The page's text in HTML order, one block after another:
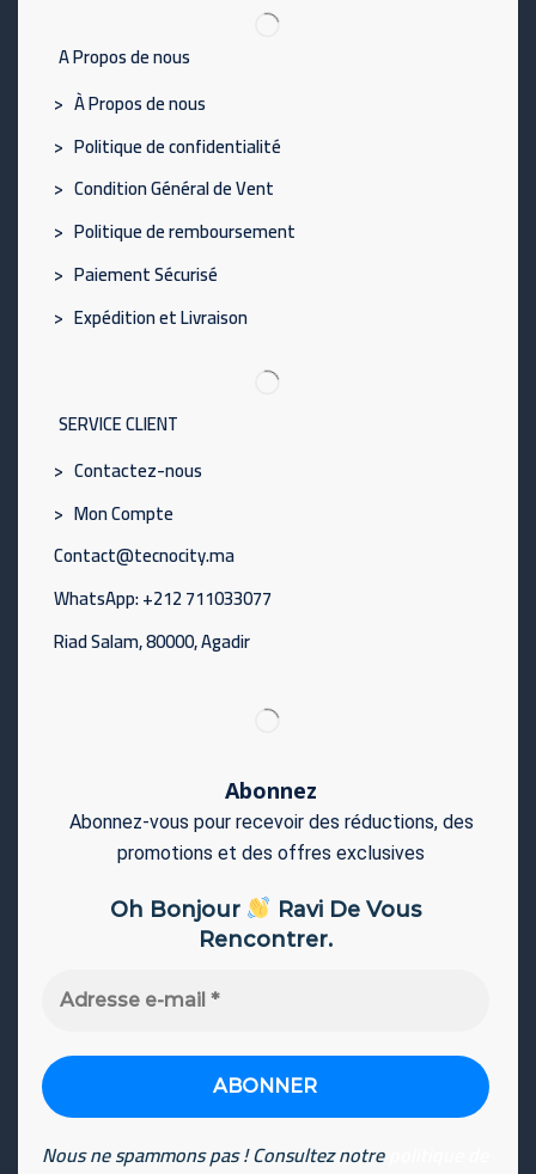
A Propos de nous
> À Propos de nous
> Politique de confidentialité
> Condition Général de Vent
> Politique de remboursement
> Paiement Sécurisé
> Expédition et Livraison
SERVICE CLIENT
> Contactez-nous
> Mon Compte
Contact@tecnocity.ma
WhatsApp: +212 711033077
Riad Salam, 80000, Agadir
Abonnez
Abonnez-vous pour recevoir des réductions, des
promotions et des offres exclusives
Oh Bonjour
Ravi De Vous
Rencontrer.
Nous ne spammons pas ! Consultez notre